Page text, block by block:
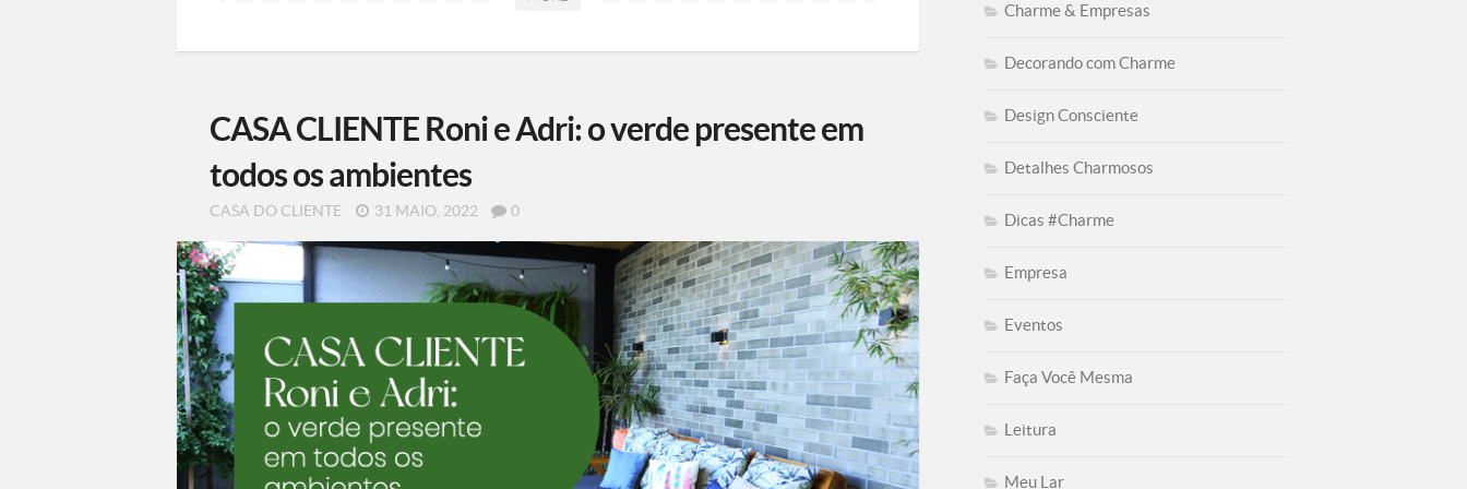
CASA CLIENTE Roni e Adri: o verde presente em
todos os ambientes
CASA DO CLIENTE 31 MAIO, 2022 0
Charme & Empresas
Decorando com Charme
Design Consciente
Detalhes Charmosos
Dicas #Charme
Empresa
Eventos
Faça Você Mesma
Leitura
Meu Lar